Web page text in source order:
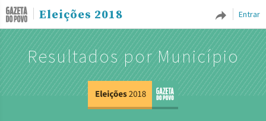
Entrar
Eleições 2018
Resultados por Município